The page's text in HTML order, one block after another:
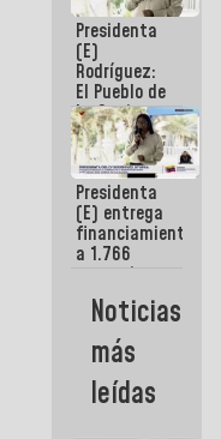
Militar de
Mamo en La
Guaira
Presidenta
(E)
Rodríguez:
El Pueblo de
La Guaira
siempre
estará
acompañada
por el
Gobierno
Nacional
Presidenta
(E) entrega
financiamientos
a 1.766
comerciantes
emprendedores
afectados
por
terremotos
Noticias
más
leídas